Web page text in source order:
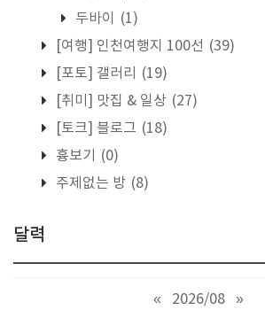
두바이
(1)
[여행] 인천여행지 100선 (39)
[포토] 갤러리
(19)
[취미] 맛집 & 일상 (27)
[토크] 블로그 (18)
흉보기
(0)
주제없는 방 (8)
달력
« 2026/08 »